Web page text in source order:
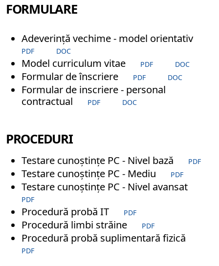
FORMULARE
Adeverință vechime - model orientativ
PDF DOC
Model curriculum vitae PDF DOC
Formular de înscriere PDF DOC
Formular de inscriere - personal
contractual
PDF DOC
PROCEDURI
Testare cunoștințe PC - Nivel bază PDF
Testare cunoștințe PC - Mediu PDF
Testare cunoștințe PC - Nivel avansat
PDF
Procedură probă IT PDF
Procedură limbi străine PDF
Procedură probă suplimentară fizică
PDF